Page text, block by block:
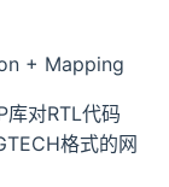
+ Mapping
对RTL代码
格式的网